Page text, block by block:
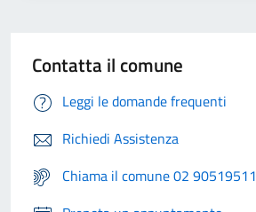
Contatta il comune
Leggi le domande frequenti
Richiedi Assistenza
Chiama il comune 02 90519511